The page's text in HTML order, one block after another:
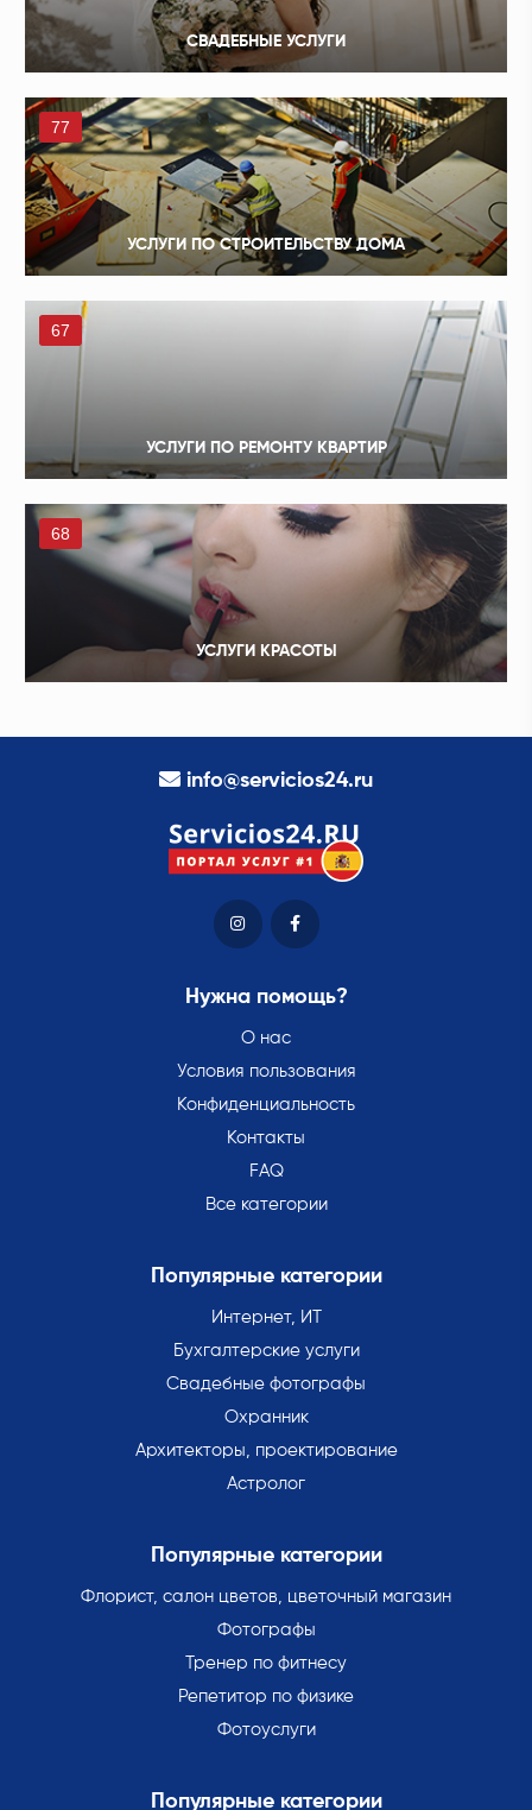
СВАДЕБНЫЕ УСЛУГИ
77
УСЛУГИ ПО СТРОИТЕЛЬСТВУ ДОМА
67
УСЛУГИ ПО РЕМОНТУ КВАРТИР
68
УСЛУГИ КРАСОТЫ
info@servicios24.ru
Нужна помощь?
О нас
Условия пользования
Конфиденциальность
Контакты
FAQ
Все категории
Популярные категории
Интернет, ИТ
Бухгалтерские услуги
Свадебные фотографы
Охранник
Архитекторы, проектирование
Астролог
Популярные категории
Флорист, салон цветов, цветочный магазин
Фотографы
Тренер по фитнесу
Репетитор по физике
Фотоуслуги
Популярные категории